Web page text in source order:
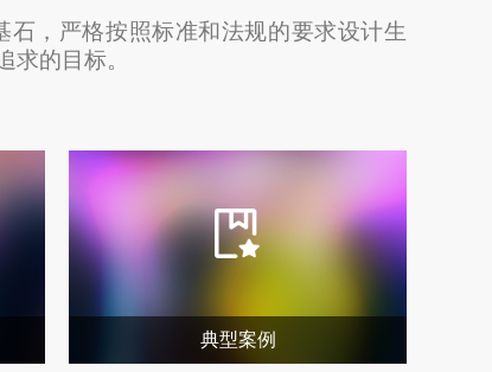
，严格按照标准和法规的要求设计生
的目标。
典型案例